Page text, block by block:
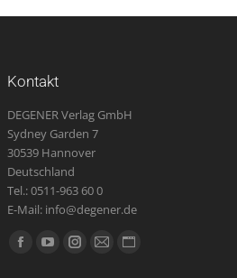
Kontakt
DEGENER Verlag GmbH
Sydney Garden 7
30539 Hannover
Deutschland
Tel.: 0511-963 60 0
E-Mail: info@degener.de
Finden Sie uns auf:
FacebookYouTubeInstagram
E-
Website